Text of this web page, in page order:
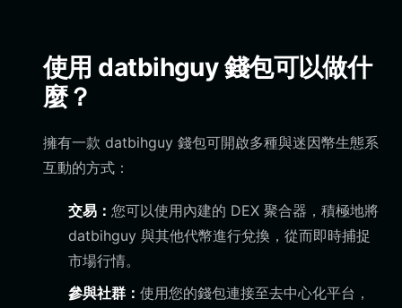
使用 datbihguy 錢包可以做什
麼？
擁有一款 datbihguy 錢包可開啟多種與迷因幣生態系
互動的方式：
交易： 您可以使用內建的 DEX 聚合器，積極地將
datbihguy 與其他代幣進行兌換，從而即時捕捉
市場行情。
參與社群： 使用您的錢包連接至去中心化平台，